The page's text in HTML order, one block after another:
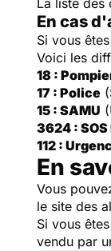
La liste des
En cas
Si vous
Voici les
18 :
17 : Police
15 : SAMU
3624 :
112 :
En
Vous
le site des
Si vous
vendu par